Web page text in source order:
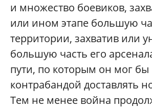
и множество боевиков,
или ином этапе большую
территории, захватив или
большую часть его
пути, по которым он мог бы
контрабандой доставлять
Тем не менее война